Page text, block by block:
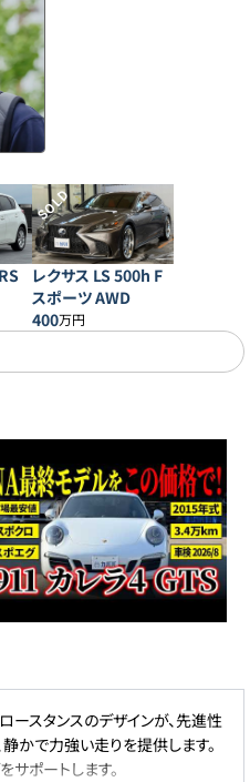
SOLD
レクサス LS 500h F
スポーツ AWD
400万円
ースタンスのデザインが、先進性
かで力強い走りを提供します。
ポートします。